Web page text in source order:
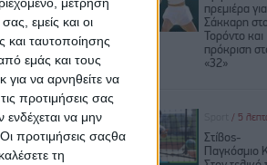
εμείς και οι
και ταυτοποίησης
εμάς και τους
να αρνηθείτε να
προτιμήσεις σας
να μην
προτιμήσεις σαςθα
τη
να
η
ότι όσοι